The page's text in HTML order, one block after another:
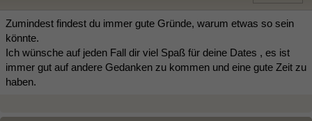
Zumindest findest du immer gute Gründe, warum etwas so sein
könnte.
Ich wünsche auf jeden Fall dir viel Spaß für deine Dates , es ist
immer gut auf andere Gedanken zu kommen und eine gute Zeit zu
haben.